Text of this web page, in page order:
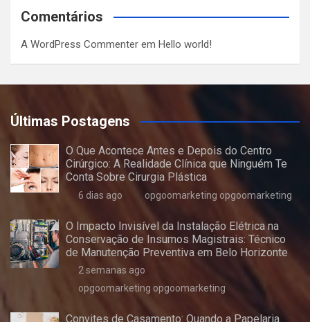
Comentários
A WordPress Commenter em Hello world!
Últimas Postagens
O Que Acontece Antes e Depois do Centro
Cirúrgico: A Realidade Clínica que Ninguém Te
Conta Sobre Cirurgia Plástica
6 dias ago opgoomarketing opgoomarketing
O Impacto Invisível da Instalação Elétrica na
Conservação de Insumos Magistrais: Técnico
de Manutenção Preventiva em Belo Horizonte
2 semanas ago
opgoomarketing opgoomarketing
Convites de Casamento: Quando a Papelaria